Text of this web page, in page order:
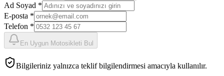
Ad Soyad *
E-posta *
Telefon *
En Uygun Motosikleti Bul
Bilgileriniz yalnızca teklif bilgilendirmesi amacıyla kullanılır.